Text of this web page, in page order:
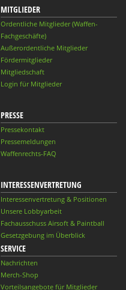
MITGLIEDER
Ordentliche Mitglieder (Waffen-
Fachgeschäfte)
Außerordentliche Mitglieder
Fördermitglieder
Mitgliedschaft
Login für Mitglieder
PRESSE
Pressekontakt
Pressemeldungen
Waffenrechts-FAQ
INTERESSENVERTRETUNG
Interessenvertretung & Positionen
Unsere Lobbyarbeit
Fachausschuss Airsoft & Paintball
Gesetzgebung im Überblick
SERVICE
Nachrichten
Merch-Shop
Vorteilsangebote für Mitglieder